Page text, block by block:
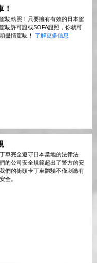
！
駛執照！只要擁有有效的日本駕
駛許可證或SOFA證照，你就可
盡情駕駛！ 了解更多信息
車完全遵守日本當地的法律法
的公司安全規範超出了警方的安
們的街頭卡丁車體驗不僅刺激有
全。